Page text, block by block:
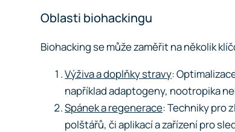
Oblasti biohackingu
Biohacking se může zaměřit na několik
Výživa a doplňky stravy:
například adaptogeny, nootropika
Spánek a regenerace: Techniky pro
polštářů, či aplikací a zařízení pro